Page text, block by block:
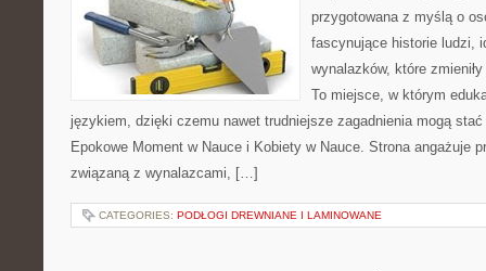
przygotowana z myślą o
fascynujące historie ludzi,
wynalazków, które
To miejsce, w którym
językiem, dzięki czemu nawet trudniejsze zagadnienia mogą
Epokowe Moment w Nauce i Kobiety w Nauce. Strona angażuje
związaną z wynalazcami, […]
CATEGORIES: PODŁOGI DREWNIANE I LAMINOWANE